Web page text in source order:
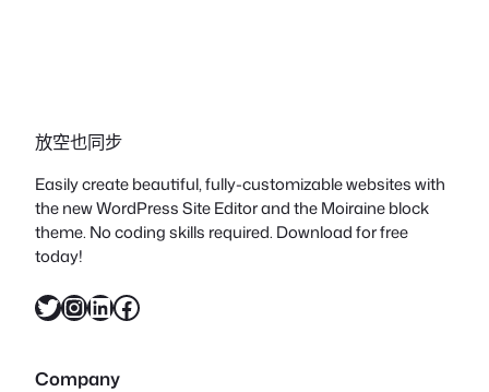
放空也同步
Easily create beautiful, fully-customizable websites with
the new WordPress Site Editor and the Moiraine block
theme. No coding skills required. Download for free
today!
X InstagramLinkedIn Facebook
Company